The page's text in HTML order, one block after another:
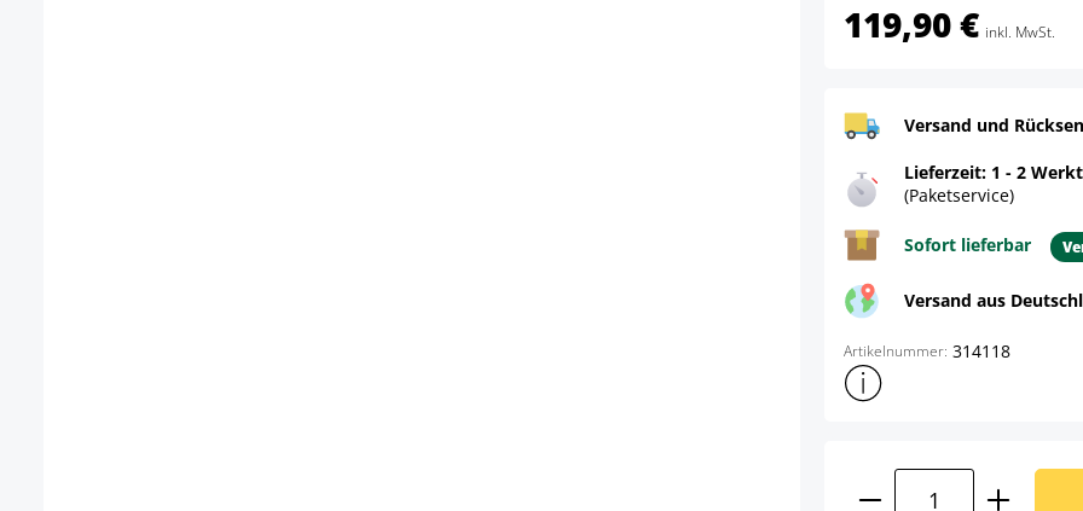
119,90 € inkl. MwSt.
Versand und
Lieferzeit: 1 - 2
(Paketservice)
Sofort lieferbar
Versand aus
Artikelnummer: 314118
Weitere
Produkt Anzahl: